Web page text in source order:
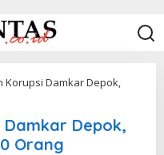
Korupsi Damkar Depok,
Damkar Depok,
Orang